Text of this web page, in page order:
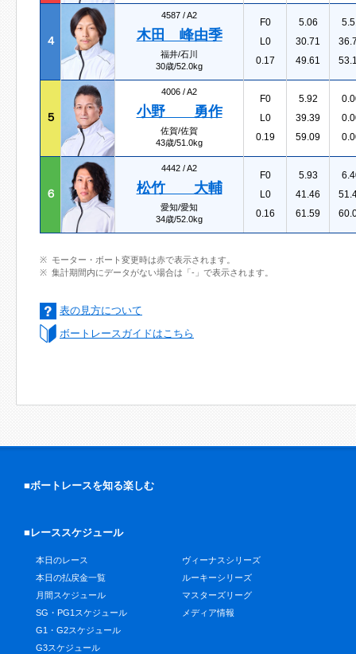
４
4587 /A2
木田 峰由季
福井/石川
30歳/52.0kg
F0
L0
0.17
5.06
30.71
49.61
５
4006 /A2
小野 勇作
佐賀/佐賀
43歳/51.0kg
F0
L0
0.19
5.92
39.39
59.09
６
4442 /A2
松竹 大輔
愛知/愛知
34歳/52.0kg
F0
L0
0.16
5.93
41.46
61.59
モーター・ボート変更時は赤で表示されます。
集計期間内にデータがない場合は「-」で表示されます。
表の見方について
ボートレースガイドはこちら
■ボートレースを知る楽しむ
■レーススケジュール
本日のレース
本日の払戻金一覧
月間スケジュール
SG・PG1スケジュール
G1・G2スケジュール
G3スケジュール
ヴィーナスシリーズ
ルーキーシリーズ
マスターズリーグ
メディア情報